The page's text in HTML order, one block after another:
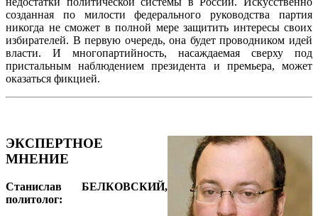
созданная по милости федерального руководства партия
никогда не сможет в полной мере защитить интересы своих
избирателей. В первую очередь, она будет проводником идей
власти. И многопартийность, насаждаемая сверху под
пристальным наблюдением президента и премьера, может
оказаться фикцией.
ЭКСПЕРТНОЕ
МНЕНИЕ
Станислав БЕЛКОВСКИЙ,
политолог: